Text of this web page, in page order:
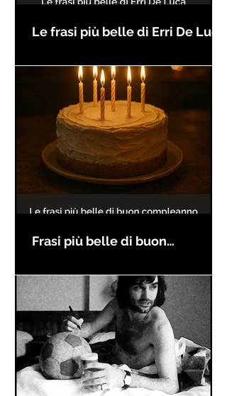
Le frasi più belle di Erri De Luca
Frasi più belle di buon